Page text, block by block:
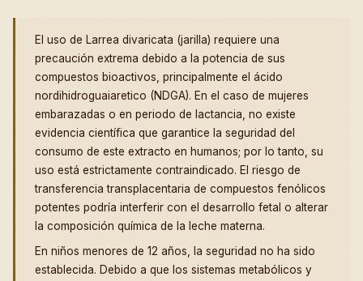
El uso de Larrea divaricata (jarilla) requiere una
precaución extrema debido a la potencia de sus
compuestos bioactivos, principalmente el ácido
nordihidroguaiaretico (NDGA). En el caso de mujeres
embarazadas o en periodo de lactancia, no existe
evidencia científica que garantice la seguridad del
consumo de este extracto en humanos; por lo tanto, su
uso está estrictamente contraindicado. El riesgo de
transferencia transplacentaria de compuestos fenólicos
potentes podría interferir con el desarrollo fetal o alterar
la composición química de la leche materna.
En niños menores de 12 años, la seguridad no ha sido
establecida. Debido a que los sistemas metabólicos y